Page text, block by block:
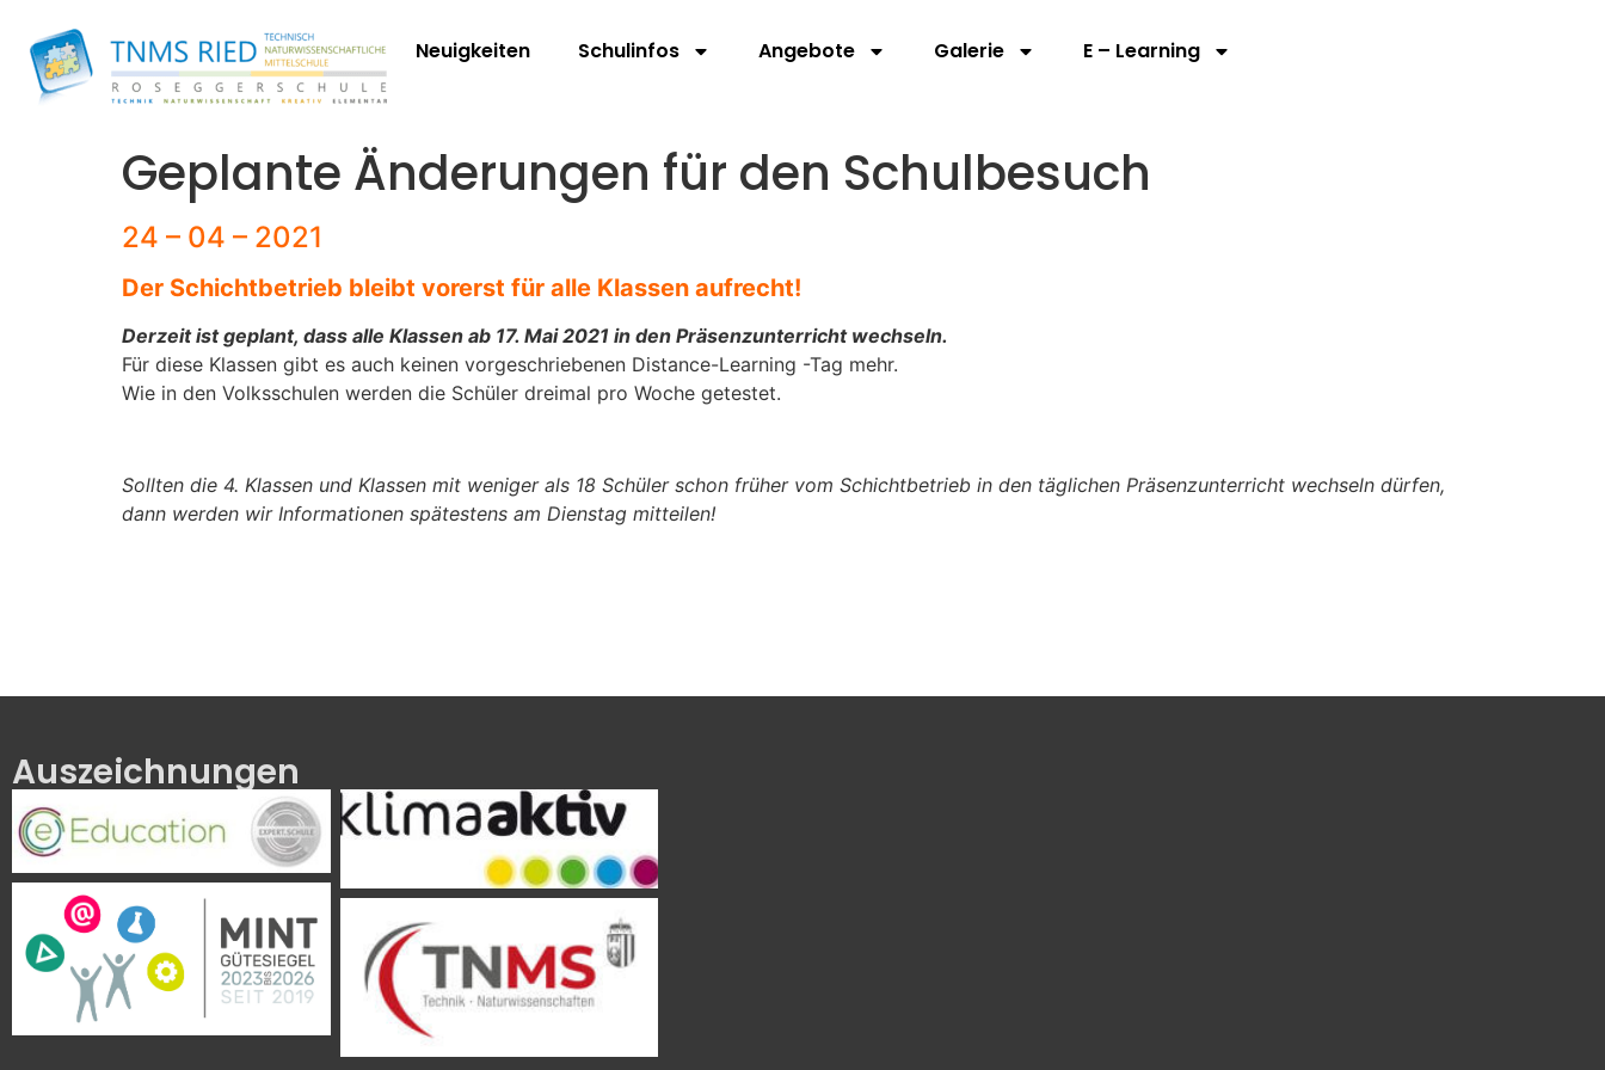
Neuigkeiten Schulinfos Angebote Galerie E – Learning
Geplante Änderungen für den Schulbesuch
24 – 04 – 2021
Der Schichtbetrieb bleibt vorerst für alle Klassen aufrecht!
Derzeit ist geplant, dass alle Klassen ab 17. Mai 2021 in den Präsenzunterricht wechseln.
Für diese Klassen gibt es auch keinen vorgeschriebenen Distance-Learning -Tag mehr.
Wie in den Volksschulen werden die Schüler dreimal pro Woche getestet.
Sollten die 4. Klassen und Klassen mit weniger als 18 Schüler schon früher vom Schichtbetrieb in den täglichen Präsenzunterricht wechseln dürfen,
dann werden wir Informationen spätestens am Dienstag mitteilen!
Auszeichnungen